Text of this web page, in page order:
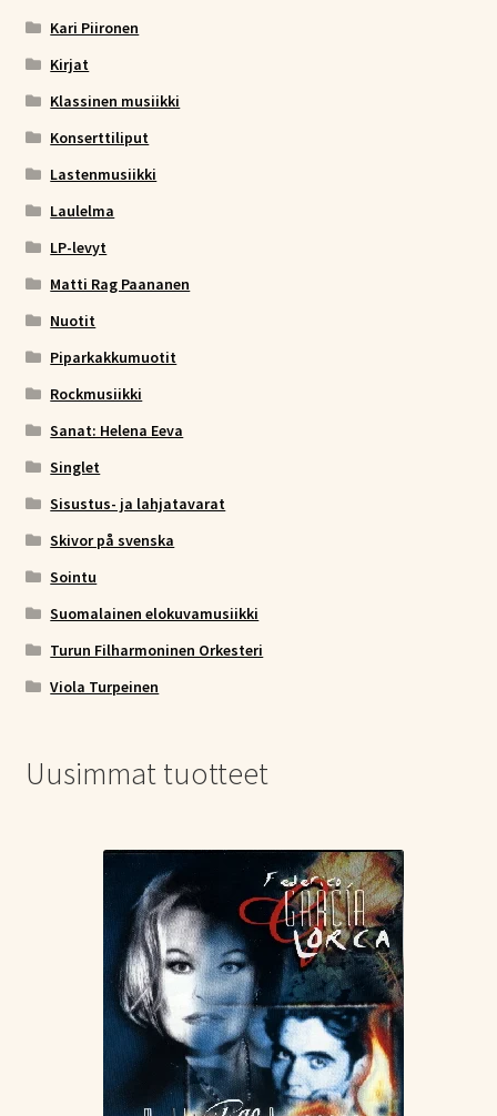
Kari Piironen
Kirjat
Klassinen musiikki
Konserttiliput
Lastenmusiikki
Laulelma
LP-levyt
Matti Rag Paananen
Nuotit
Piparkakkumuotit
Rockmusiikki
Sanat: Helena Eeva
Singlet
Sisustus- ja lahjatavarat
Skivor på svenska
Sointu
Suomalainen elokuvamusiikki
Turun Filharmoninen Orkesteri
Viola Turpeinen
Uusimmat tuotteet